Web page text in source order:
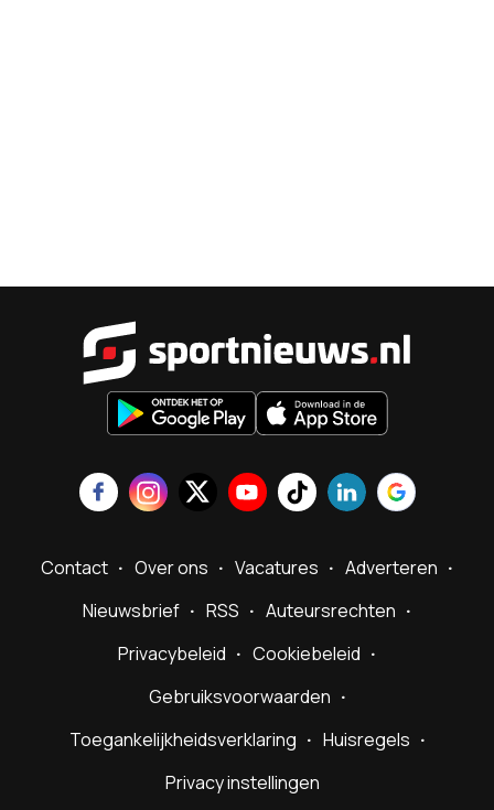
Contact Over ons Vacatures
Adverteren
Nieuwsbrief
RSS
Auteursrechten
Privacybeleid
Cookiebeleid
Gebruiksvoorwaarden
Toegankelijkheidsverklaring
Huisregels
Privacy instellingen